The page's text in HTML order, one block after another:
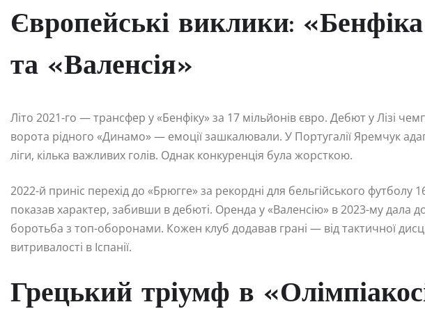
Європейські виклики:
та «Валенсія»
Літо 2021-го — трансфер у «Бенфіку» за 17 мільйонів євро. Дебют у Лізі
ворота рідного «Динамо» — емоції зашкалювали. У Португалії Яремчук
ліги, кілька важливих голів. Однак конкуренція була жорсткою.
2022-й приніс перехід до «Брюгге» за рекордні для бельгійського футболу
показав характер, забивши в дебюті. Оренда у «Валенсію» в 2023-му дала
боротьба з топ-оборонами. Кожен клуб додавав грані — від тактичної
витривалості в Іспанії.
Грецький тріумф в